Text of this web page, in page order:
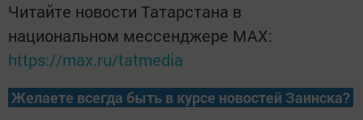
Читайте новости Татарстана в
национальном мессенджере MАХ:
https://max.ru/tatmedia
Желаете всегда быть в курсе новостей Заинска?